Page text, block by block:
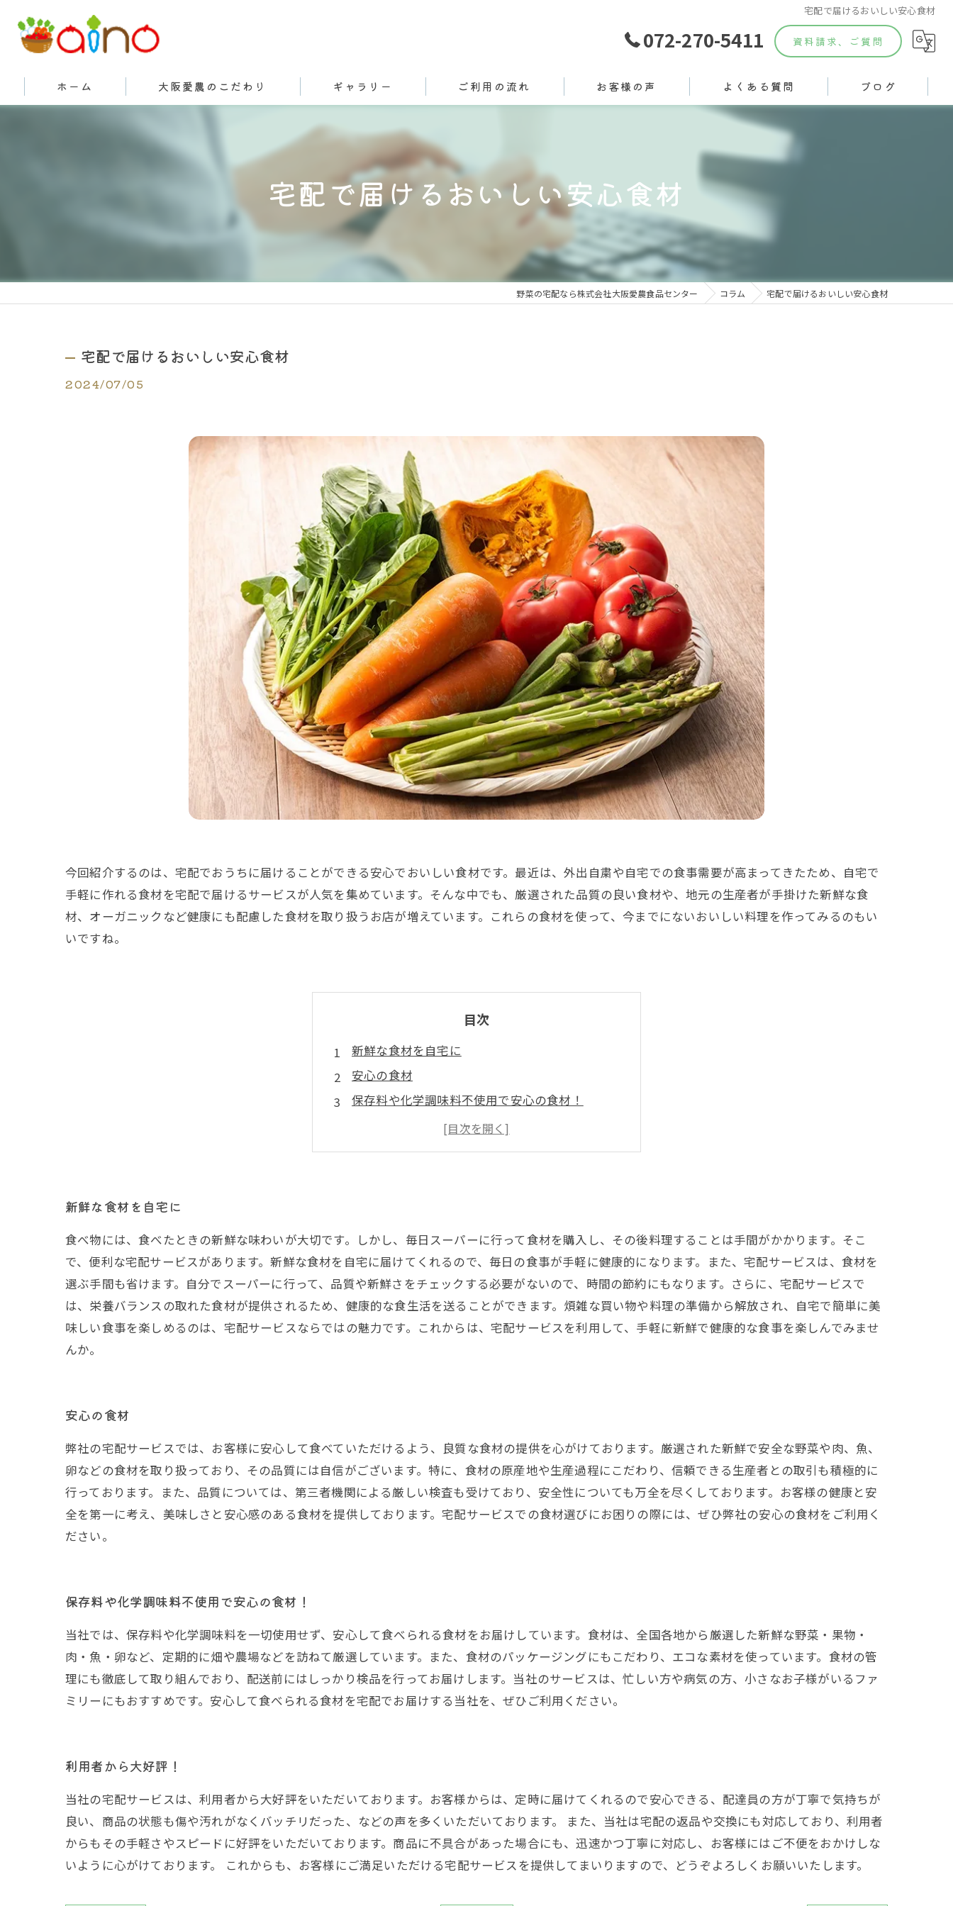
宅配で届けるおいしい安心食材
072-270-5411 資料請求、ご質問
ホーム 大阪愛農のこだわり
有機栽培とは
ギャラリー ご利用の流れ お客様の声 よくある質問 ブログ
宅配で届けるおいしい安心食材
野菜の宅配なら株式会社大阪愛農食品センター コラム 宅配で届けるおいしい安心食材
宅配で届けるおいしい安心食材
2024/07/05
今回紹介するのは、宅配でおうちに届けることができる安心でおいしい食材です。最近は、外出自粛や自宅での食事需要が高まってきたため、自宅で
手軽に作れる食材を宅配で届けるサービスが人気を集めています。そんな中でも、厳選された品質の良い食材や、地元の生産者が手掛けた新鮮な食
材、オーガニックなど健康にも配慮した食材を取り扱うお店が増えています。これらの食材を使って、今までにないおいしい料理を作ってみるのもい
いですね。
目次
新鮮な食材を自宅に
安心の食材
保存料や化学調味料不使用で安心の食材！
利用者から大好評！
新鮮な食材を自宅に
食べ物には、食べたときの新鮮な味わいが大切です。しかし、毎日スーパーに行って食材を購入し、その後料理することは手間がかかります。そこ
で、便利な宅配サービスがあります。新鮮な食材を自宅に届けてくれるので、毎日の食事が手軽に健康的になります。また、宅配サービスは、食材を
選ぶ手間も省けます。自分でスーパーに行って、品質や新鮮さをチェックする必要がないので、時間の節約にもなります。さらに、宅配サービスで
は、栄養バランスの取れた食材が提供されるため、健康的な食生活を送ることができます。煩雑な買い物や料理の準備から解放され、自宅で簡単に美
味しい食事を楽しめるのは、宅配サービスならではの魅力です。これからは、宅配サービスを利用して、手軽に新鮮で健康的な食事を楽しんでみませ
んか。
安心の食材
弊社の宅配サービスでは、お客様に安心して食べていただけるよう、良質な食材の提供を心がけております。厳選された新鮮で安全な野菜や肉、魚、
卵などの食材を取り扱っており、その品質には自信がございます。特に、食材の原産地や生産過程にこだわり、信頼できる生産者との取引も積極的に
行っております。また、品質については、第三者機関による厳しい検査も受けており、安全性についても万全を尽くしております。お客様の健康と安
全を第一に考え、美味しさと安心感のある食材を提供しております。宅配サービスでの食材選びにお困りの際には、ぜひ弊社の安心の食材をご利用く
ださい。
保存料や化学調味料不使用で安心の食材！
当社では、保存料や化学調味料を一切使用せず、安心して食べられる食材をお届けしています。食材は、全国各地から厳選した新鮮な野菜・果物・
肉・魚・卵など、定期的に畑や農場などを訪ねて厳選しています。また、食材のパッケージングにもこだわり、エコな素材を使っています。食材の管
理にも徹底して取り組んでおり、配送前にはしっかり検品を行ってお届けします。当社のサービスは、忙しい方や病気の方、小さなお子様がいるファ
ミリーにもおすすめです。安心して食べられる食材を宅配でお届けする当社を、ぜひご利用ください。
利用者から大好評！
当社の宅配サービスは、利用者から大好評をいただいております。お客様からは、定時に届けてくれるので安心できる、配達員の方が丁寧で気持ちが
良い、商品の状態も傷や汚れがなくバッチリだった、などの声を多くいただいております。 また、当社は宅配の返品や交換にも対応しており、利用者
からもその手軽さやスピードに好評をいただいております。商品に不具合があった場合にも、迅速かつ丁寧に対応し、お客様にはご不便をおかけしな
いように心がけております。 これからも、お客様にご満足いただける宅配サービスを提供してまいりますので、どうぞよろしくお願いいたします。